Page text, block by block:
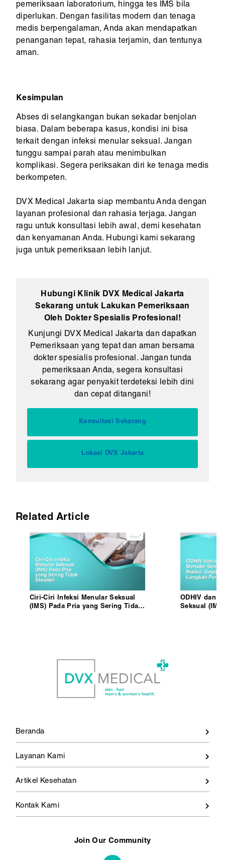
pemeriksaan laboratorium, hingga tes IMS bila
diperlukan. Dengan fasilitas modern dan tenaga
medis berpengalaman, Anda akan mendapatkan
penanganan tepat, rahasia terjamin, dan tentunya
aman.
Kesimpulan
Abses di selangkangan bukan sekadar benjolan
biasa. Dalam beberapa kasus, kondisi ini bisa
terkait dengan infeksi menular seksual. Jangan
tunggu sampai parah atau menimbulkan
komplikasi. Segera periksakan diri ke tenaga medis
berkompeten.
DVX Medical Jakarta siap membantu Anda dengan
layanan profesional dan rahasia terjaga. Jangan
ragu untuk konsultasi lebih awal, demi kesehatan
dan kenyamanan Anda. Hubungi kami sekarang
juga untuk pemeriksaan lebih lanjut.
Hubungi Klinik DVX Medical Jakarta
Sekarang untuk Lakukan Pemeriksaan
Oleh Dokter Spesialis Profesional!
Kunjungi DVX Medical Jakarta dan dapatkan
Pemeriksaan yang tepat dan aman bersama
dokter spesialis profesional. Jangan tunda
pemeriksaan Anda, segera konsultasi
sekarang agar penyakit terdeteksi lebih dini
dan cepat ditangani!
Konsultasi Sekarang
Lokasi DVX Jakarta
Related Article
Ciri-Ciri Infeksi Menular Seksual
(IMS) Pada Pria yang Sering Tidak
ODHIV dan
Seksual
Beranda
Layanan Kami
Artikel Kesehatan
Kontak Kami
Join Our Community